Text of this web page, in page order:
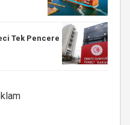
Tek Pencere